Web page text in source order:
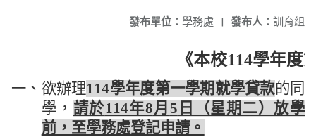
發布人： 訓育組
發布單位： 學務處 |
《本校114學年度
一、欲辦理114學年度第一學期就學貸款的同
學， 請於114年8月 5 日（星期二）放學
前，至學務處登記申請。